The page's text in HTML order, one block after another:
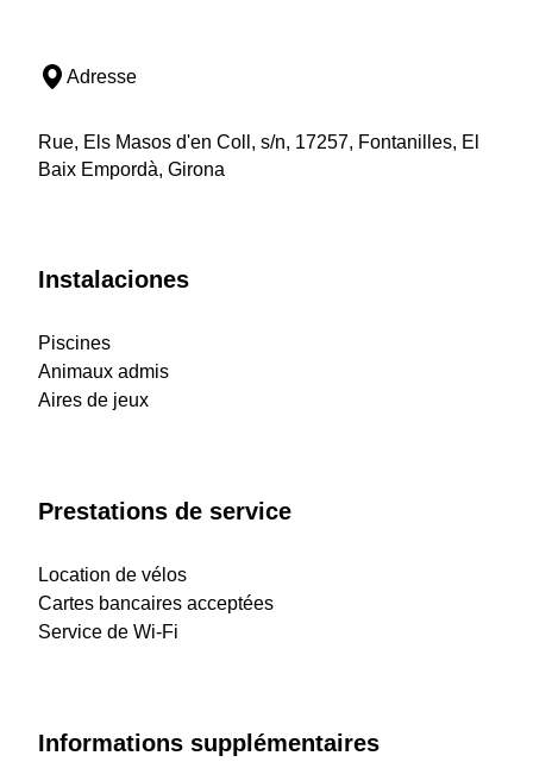
Adresse
Rue, Els Masos d'en Coll, s/n, 17257, Fontanilles, El
Baix Empordà, Girona
Instalaciones
Piscines
Animaux admis
Aires de jeux
Prestations de service
Location de vélos
Cartes bancaires acceptées
Service de Wi-Fi
Informations supplémentaires